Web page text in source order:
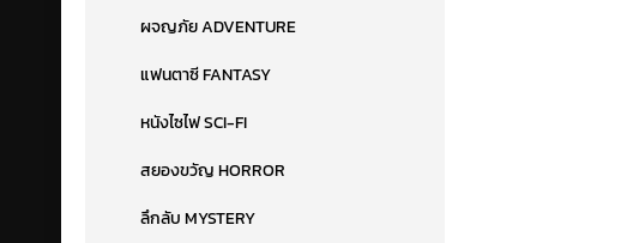
ผจญภัย ADVENTURE
แฟนตาซี FANTASY
หนังไซไฟ SCI-FI
สยองขวัญ HORROR
ลึกลับ MYSTERY